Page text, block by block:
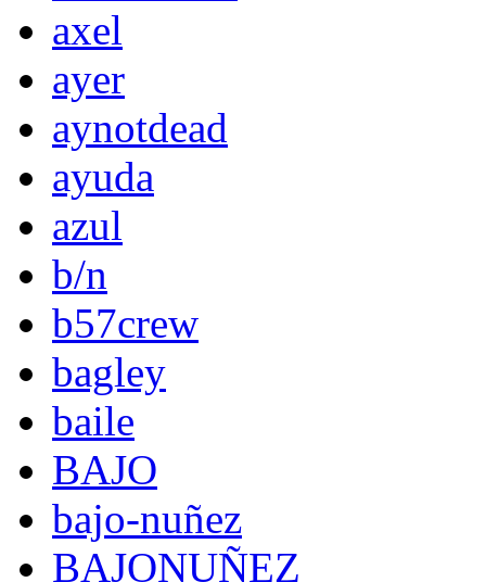
axel
ayer
aynotdead
ayuda
azul
b/n
b57crew
bagley
baile
BAJO
bajo-nuñez
BAJONUÑEZ